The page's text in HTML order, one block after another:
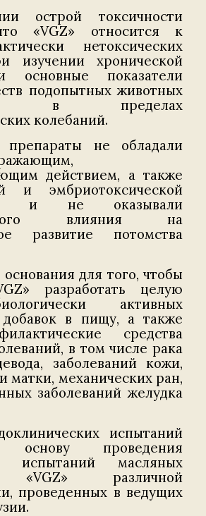
острой токсичности
«VGZ» относится к
нетоксических
изучении хронической
основные показатели
подопытных животных
в пределах
колебаний.
препараты не обладали
действием, а также
и эмбриотоксической
и не оказывали
влияния на
развитие потомства
для того, чтобы
разработать целую
активных
в пищу, а также
средства
в том числе рака
заболеваний кожи,
матки, механических ран,
заболеваний желудка
испытаний
проведения
испытаний масляных
«VGZ» различной
проведенных в ведущих